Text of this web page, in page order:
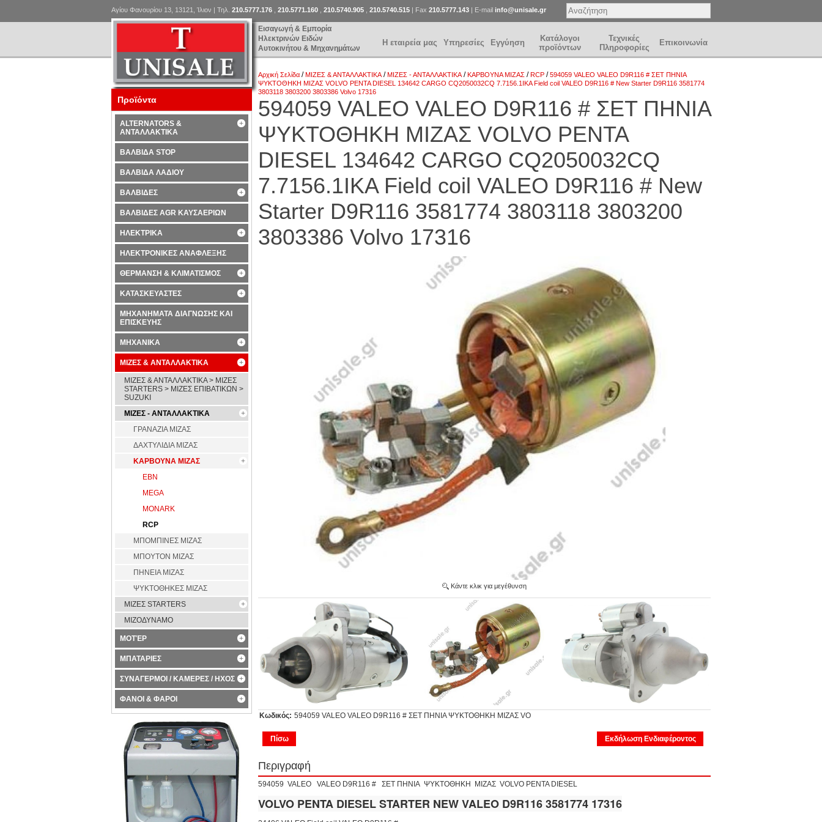
Εισαγωγή & Εμπορία
Ηλεκτρινών Ειδών
Αυτοκινήτου & Μηχανημάτων
Αγίου Φανουρίου 13, 13121, Ίλιον | Τηλ. 210.5777.176 210.5771.160 210.5740.905 210.5740.515 | Fax 210.5777.143 | E-mail info@unisale.gr
Η εταιρεία μας Υπηρεσίες Εγγύηση
Κατάλογοι
προϊόντων
Τεχνικές
Πληροφορίες
Επικοινωνία
Αρχική Σελίδα /ΜΙΖΕΣ & ΑΝΤΑΛΛΑΚΤΙΚΑ/ΜΙΖΕΣ - ΑΝΤΑΛΛΑΚΤΙΚΑ/ΚΑΡΒΟΥΝΑ ΜΙΖΑΣ /RCP /594059 VALEO VALEO D9R116 # ΣΕΤ ΠΗΝΙΑ
ΨΥΚΤΟΘΗΚΗ ΜΙΖΑΣ VOLVO PENTA DIESEL 134642 CARGO CQ2050032CQ 7.7156.1IKA Field coil VALEO D9R116 # New Starter D9R116 3581774
3803118 3803200 3803386 Volvo 17316
594059 VALEO VALEO D9R116 # ΣΕΤ ΠΗΝΙΑ
ΨΥΚΤΟΘΗΚΗ ΜΙΖΑΣ VOLVO PENTA
DIESEL 134642 CARGO CQ2050032CQ
7.7156.1IKA Field coil VALEO D9R116 # New
Starter D9R116 3581774 3803118 3803200
3803386 Volvo 17316
Κάντε κλικ για μεγέθυνση
Κωδικός: 594059 VALEO VALEO D9R116 # ΣΕΤ ΠΗΝΙΑ ΨΥΚΤΟΘΗΚΗ ΜΙΖΑΣ VO
Πίσω Εκδήλωση Ενδιαφέροντος
Περιγραφή
594059 VALEO VALEO D9R116 # ΣΕΤ ΠΗΝΙΑ ΨΥΚΤΟΘΗΚΗ ΜΙΖΑΣ VOLVO PENTA DIESEL
VOLVO PENTA DIESEL STARTER NEW VALEO D9R116 3581774 17316
Προϊόντα
ALTERNATORS &
ΑΝΤΑΛΛΑΚΤΙΚΑ
ΒΑΛΒΙΔΑ STOP
ΒΑΛΒΙΔΑ ΛΑΔΙΟΥ
ΒΑΛΒΙΔΕΣ
ΒΑΛΒΙΔΕΣ AGR ΚΑΥΣΑΕΡΙΩΝ
ΗΛΕΚΤΡΙΚΑ
ΗΛΕΚΤΡΟΝΙΚΕΣ ΑΝΑΦΛΕΞΗΣ
ΘΕΡΜΑΝΣΗ & ΚΛΙΜΑΤΙΣΜΟΣ
ΚΑΤΑΣΚΕΥΑΣΤΕΣ
ΜΗΧΑΝΗΜΑΤΑ ΔΙΑΓΝΩΣΗΣ ΚΑΙ
ΕΠΙΣΚΕΥΗΣ
ΜΗΧΑΝΙΚΑ
ΜΙΖΕΣ & ΑΝΤΑΛΛΑΚΤΙΚΑ
ΜΙΖΕΣ & ΑΝΤΑΛΛΑΚΤΙΚΑ > ΜΙΖΕΣ
STARTERS > ΜΙΖΕΣ ΕΠΙΒΑΤΙΚΩΝ >
SUZUKI
ΜΙΖΕΣ - ΑΝΤΑΛΛΑΚΤΙΚΑ
ΓΡΑΝΑΖΙΑ ΜΙΖΑΣ
ΔΑΧΤΥΛΙΔΙΑ ΜΙΖΑΣ
ΚΑΡΒΟΥΝΑ ΜΙΖΑΣ
EBN
MEGA
MONARK
RCP
ΜΠΟΜΠΙΝΕΣ ΜΙΖΑΣ
ΜΠΟΥΤΟΝ ΜΙΖΑΣ
ΠΗΝΕΙΑ ΜΙΖΑΣ
ΨΥΚΤΟΘΗΚΕΣ ΜΙΖΑΣ
ΜΙΖΕΣ STARTERS
ΜΙΖΟΔΥΝΑΜΟ
ΜΟΤΈΡ
ΜΠΑΤΑΡΙΕΣ
ΣΥΝΑΓΕΡΜΟΙ / ΚΑΜΕΡΕΣ / ΗΧΟΣ
ΦΑΝΟΙ & ΦΑΡΟΙ